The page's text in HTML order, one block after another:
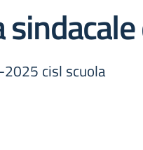
cisl scuola